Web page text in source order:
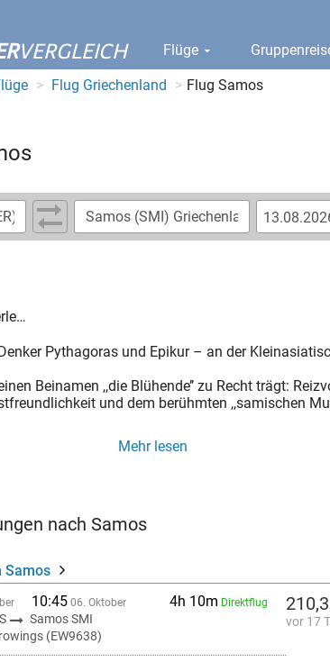
VERGLEICH Flüge
Flug Griechenland Flug Samos
Pythagoras und Epikur – an der
Beinamen ,,die Blühende’’ zu Recht trägt:
und dem berühmten ,,samischen
Mehr lesen
nach Samos
Samos
10:45 06. Oktober 4h 10m Direktflug
Samos SMI
(EW9638)
vor 17